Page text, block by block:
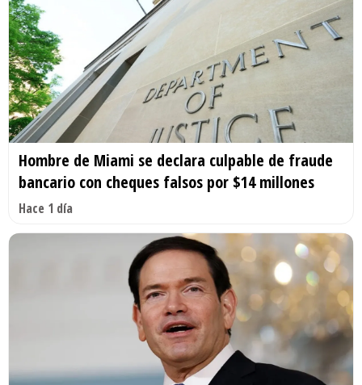
Hombre de Miami se declara culpable de fraude
bancario con cheques falsos por $14 millones
Hace 1 día